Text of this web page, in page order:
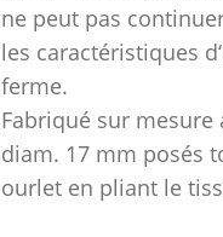
ne peut pas
les caractéristiques
ferme.
Fabriqué sur
diam. 17 mm posés
ourlet en pliant le